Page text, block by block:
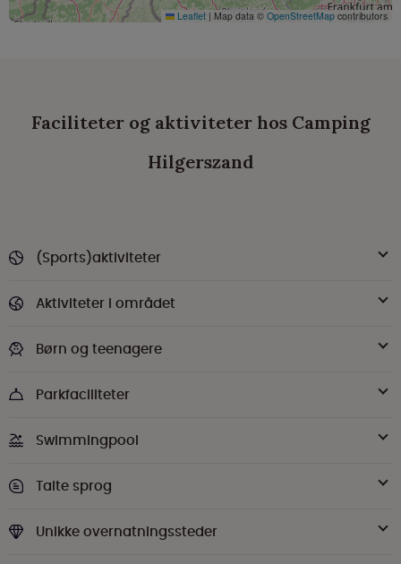
Leaflet | Map data © OpenStreetMap contributors
Faciliteter og aktiviteter hos Camping
Hilgerszand
(Sports)aktiviteter
Aktiviteter i området
Børn og teenagere
Parkfaciliteter
Swimmingpool
Talte sprog
Unikke overnatningssteder